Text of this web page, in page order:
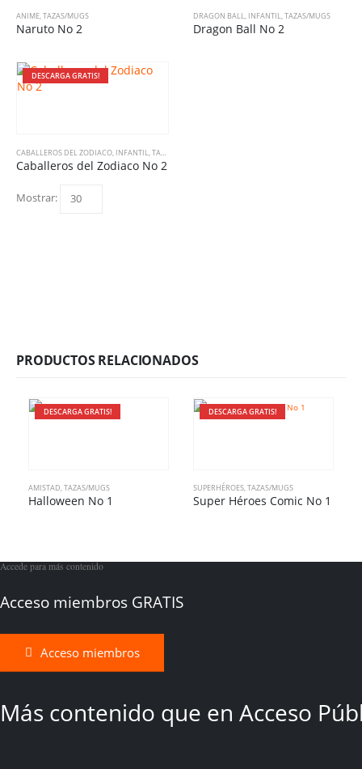
ANIME,TAZAS/MUGS
Naruto No 2
DRAGON BALL, INFANTIL,TAZAS/MUGS
Dragon Ball No 2
DESCARGA GRATIS!
CABALLEROS DEL ZODIACO INFANTIL TAZAS/MUGS
Caballeros del Zodiaco No 2
Mostrar:
PRODUCTOS RELACIONADOS
DESCARGA GRATIS!
AMISTAD,TAZAS/MUGS
Halloween No 1
DESCARGA GRATIS!
SUPERHÉROES,TAZAS/MUGS
Super Héroes Comic No 1
Accede para más contenido
Acceso miembros GRATIS
Acceso miembros
Más contenido que en Acceso